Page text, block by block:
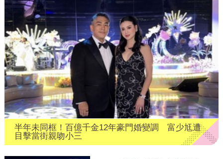
半年未同框！百億千金12年豪門婚變調 富少尪遭
目擊當街親吻小三